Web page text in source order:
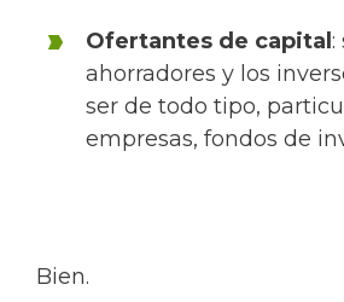
Ofertantes de capital:
ahorradores y los
ser de todo tipo,
empresas, fondos de
Bien.